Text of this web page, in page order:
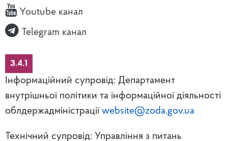
Youtube канал
Telegram канал
3.4.1
Інформаційний супровід: Департамент
внутрішньої політики та інформаційної діяльності
облдержадміністрації website@zoda.gov.ua
Технічний супровід: Управління з питань